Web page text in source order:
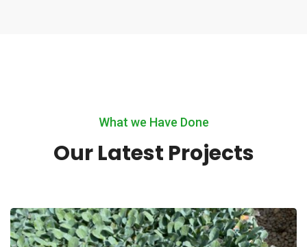
What we Have Done
Our Latest Projects